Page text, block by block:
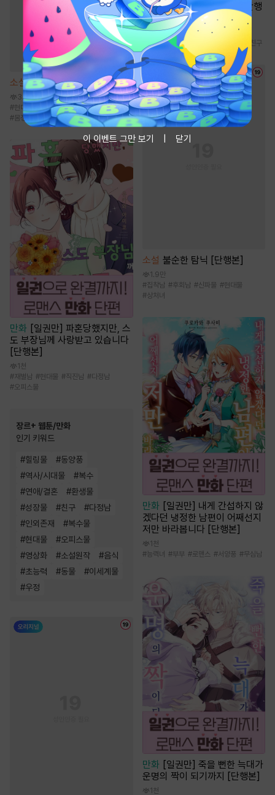
소설 엑스 남편 [단행본]
3.6만
#현대물 #베이비메신저 #후회남
#몸정>맘정 #상처녀
만화 [일권만] 파혼당했지만, 스
도 부장님께 사랑받고 있습니다
[단행본]
1천
# 재벌남 #현대물 #직진남 #다정남
#오피스물
장르+ 웹툰/만화
인기 키워드
#힐링물 #동양풍
#역사/시대물 #복수
#연애/결혼 #환생물
#성장물 #친구 #다정남
#인외존재 #복수물
#현대물 #오피스물
#영상화 #소설원작 #음식
#초능력 #동물 #이세계물
#우정
소설 [BL] 알파 프라이드 [단행
본]
4.1만
강공 #상처수 현대물 소꿉친구
소설 불순한 탐닉 [단행본]
1.9만
#집착남 #후회남 #신파물 #현대물
#상처녀
만화 [일권만] 내게 간섭하지 않
겠다던 냉정한 남편이 어째선지
저만 바라봅니다 [단행본]
1천
#능력녀 #부부 #로맨스 #서양풍 #무심남
만화 [일권만] 죽을 뻔한 늑대가
운명의 짝이 되기까지 [단행본]
1천
이 이벤트 그만 보기 닫기